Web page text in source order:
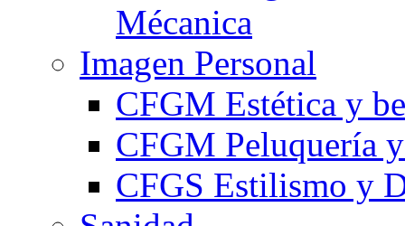
Mécanica
Imagen Personal
CFGM Estética y
CFGM Peluquería
CFGS Estilismo y